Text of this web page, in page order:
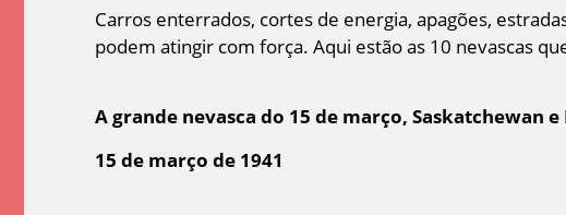
Carros enterrados, cortes de energia, apagões,
podem atingir com força. Aqui estão as 10 nevascas
A grande nevasca do 15 de março, Saskatchewan
15 de março de 1941